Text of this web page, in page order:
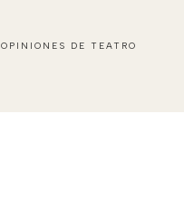
OPINIONES DE TEATRO